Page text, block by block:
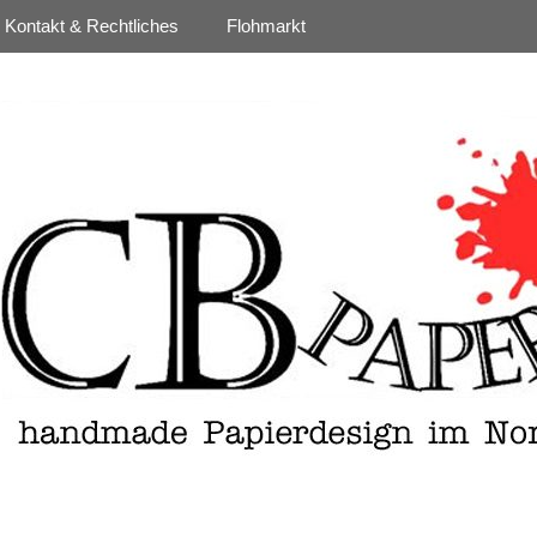
Kontakt & Rechtliches Flohmarkt